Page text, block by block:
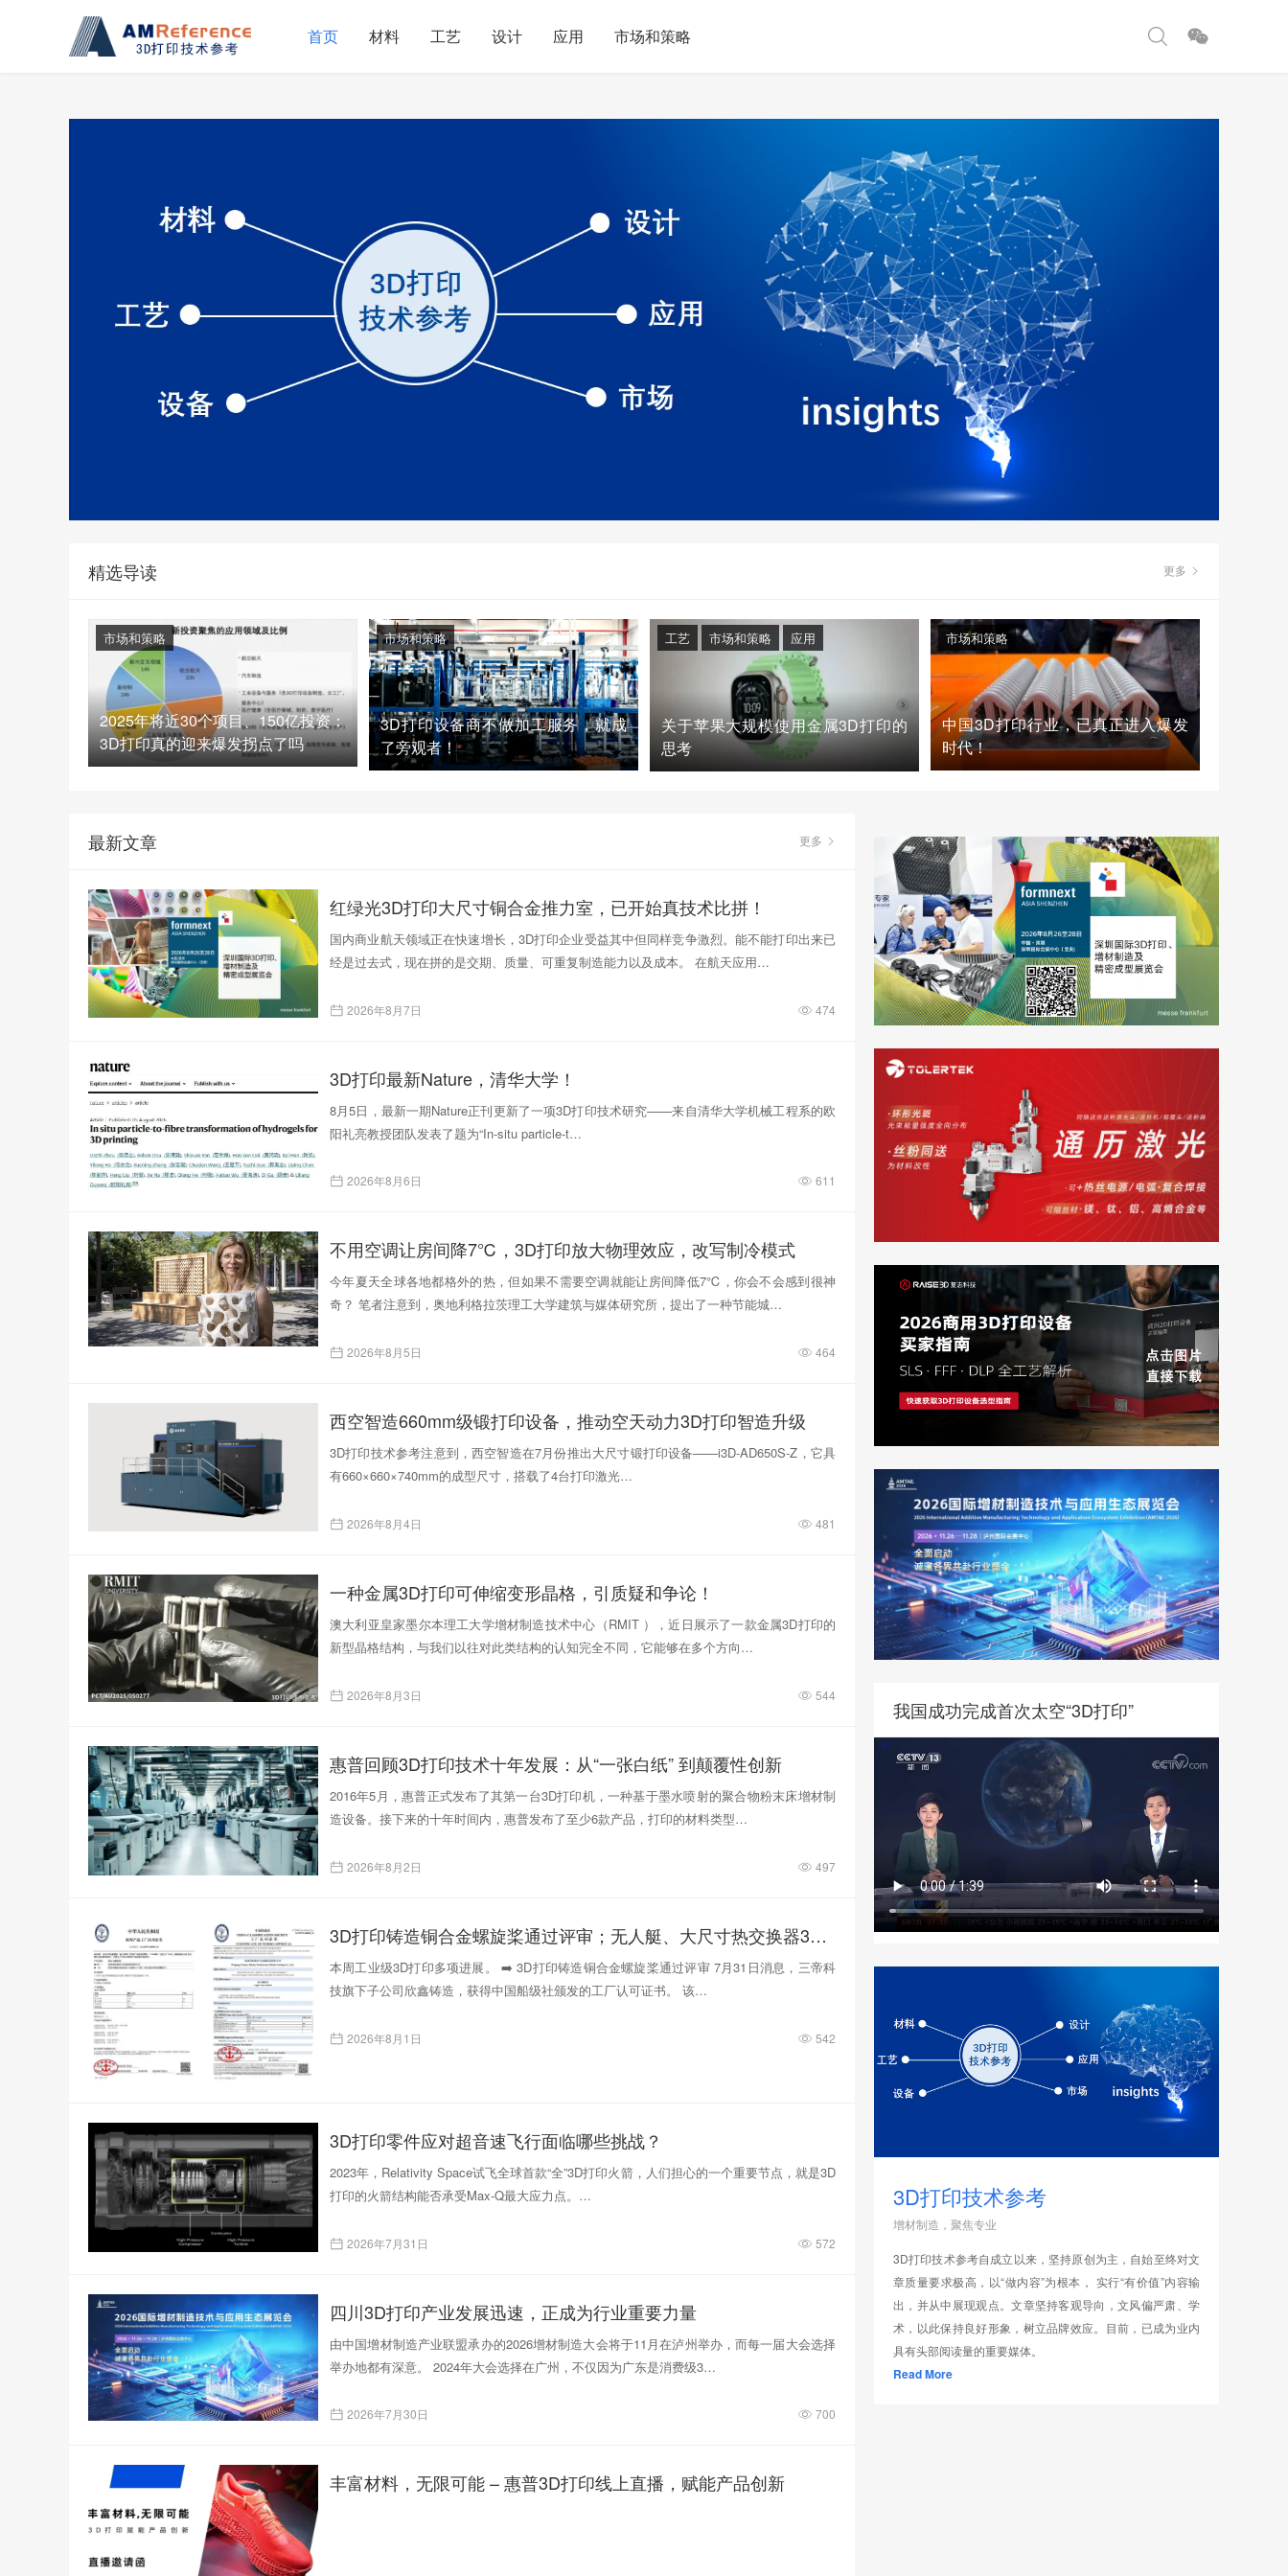
首页 材料 工艺 设计 应用 市场和策略
精选导读 更多
2025年将近30个项目、150亿投资：
3D打印真的迎来爆发拐点了吗
市场和策略
3D打印设备商不做加工服务，就成
了旁观者！
市场和策略
关于苹果大规模使用金属3D打印的
思考
工艺 市场和策略 应用
中国3D打印行业，已真正进入爆发
时代！
市场和策略
最新文章 更多
红绿光3D打印大尺寸铜合金推力室，已开始真技术比拼！
国内商业航天领域正在快速增长，3D打印企业受益其中但同样竞争激烈。能不能打印出来已
经是过去式，现在拼的是交期、质量、可重复制造能力以及成本。 在航天应用…
2026年8月7日 474
3D打印最新Nature，清华大学！
8月5日，最新一期Nature正刊更新了一项3D打印技术研究——来自清华大学机械工程系的欧
阳礼亮教授团队发表了题为“In‑situ particle‑t…
2026年8月6日 611
不用空调让房间降7℃，3D打印放大物理效应，改写制冷模式
今年夏天全球各地都格外的热，但如果不需要空调就能让房间降低7℃，你会不会感到很神
奇？ 笔者注意到，奥地利格拉茨理工大学建筑与媒体研究所，提出了一种节能城…
2026年8月5日 464
西空智造660mm级锻打印设备，推动空天动力3D打印智造升级
3D打印技术参考注意到，西空智造在7月份推出大尺寸锻打印设备——i3D-AD650S-Z，它具
有660×660×740mm的成型尺寸，搭载了4台打印激光…
2026年8月4日 481
一种金属3D打印可伸缩变形晶格，引质疑和争论！
澳大利亚皇家墨尔本理工大学增材制造技术中心（RMIT ），近日展示了一款金属3D打印的
新型晶格结构，与我们以往对此类结构的认知完全不同，它能够在多个方向…
2026年8月3日 544
惠普回顾3D打印技术十年发展：从“一张白纸” 到颠覆性创新
2016年5月，惠普正式发布了其第一台3D打印机，一种基于墨水喷射的聚合物粉末床增材制
造设备。接下来的十年时间内，惠普发布了至少6款产品，打印的材料类型…
2026年8月2日 497
3D打印铸造铜合金螺旋桨通过评审；无人艇、大尺寸热交换器3D打印；人民网报道两家3D打印企业
本周工业级3D打印多项进展。 ➡️ 3D打印铸造铜合金螺旋桨通过评审 7月31日消息，三帝科
技旗下子公司欣鑫铸造，获得中国船级社颁发的工厂认可证书。 该…
2026年8月1日 542
3D打印零件应对超音速飞行面临哪些挑战？
2023年，Relativity Space试飞全球首款“全”3D打印火箭，人们担心的一个重要节点，就是3D
打印的火箭结构能否承受Max-Q最大应力点。…
2026年7月31日 572
四川3D打印产业发展迅速，正成为行业重要力量
由中国增材制造产业联盟承办的2026增材制造大会将于11月在泸州举办，而每一届大会选择
举办地都有深意。 2024年大会选择在广州，不仅因为广东是消费级3…
2026年7月30日 700
丰富材料，无限可能 – 惠普3D打印线上直播，赋能产品创新
我国成功完成首次太空“3D打印”
3D打印技术参考
增材制造，聚焦专业
3D打印技术参考自成立以来，坚持原创为主，自始至终对文
章质量要求极高，以“做内容”为根本， 实行“有价值”内容输
出，并从中展现观点。文章坚持客观导向，文风偏严肃、学
术，以此保持良好形象，树立品牌效应。目前，已成为业内
具有头部阅读量的重要媒体。
Read More